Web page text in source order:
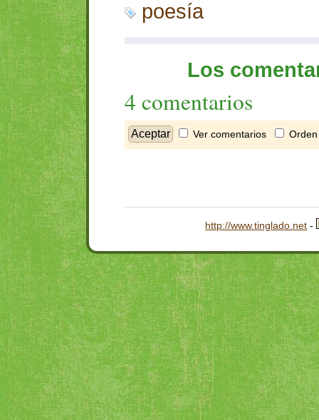
poesía
Los
4 comentarios
Ver comentarios
http://www.tinglado.net -